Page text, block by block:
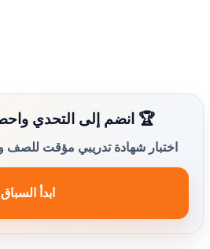
🏆 انضم إلى التحدي
اختبار شهادة تدريبي مؤقت للصف
ابدأ السباق